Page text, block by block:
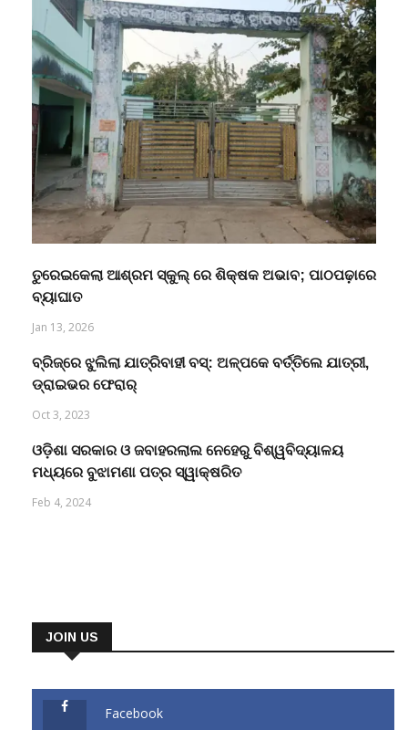
ତୁରେଇକେଲା ଆଶ୍ରମ ସ୍କୁଲ୍ ରେ ଶିକ୍ଷକ ଅଭାବ; ପାଠପଢ଼ାରେ
ବ୍ୟାଘାତ
Jan 13, 2026
ବ୍ରିଜ୍‌ରେ ଝୁଲିଲା ଯାତ୍ରିବାହୀ ବସ୍: ଅଳ୍ପକେ ବର୍ତ୍ତିଲେ ଯାତ୍ରୀ,
ଡ୍ରାଇଭର ଫେରାର୍‌
Oct 3, 2023
ଓଡ଼ିଶା ସରକାର ଓ ଜବାହରଲାଲ ନେହେରୁ ବିଶ୍ୱବିଦ୍ୟାଳୟ
ମଧ୍ୟରେ ବୁଝାମଣା ପତ୍ର ସ୍ୱାକ୍ଷରିତ
Feb 4, 2024
JOIN US
Facebook